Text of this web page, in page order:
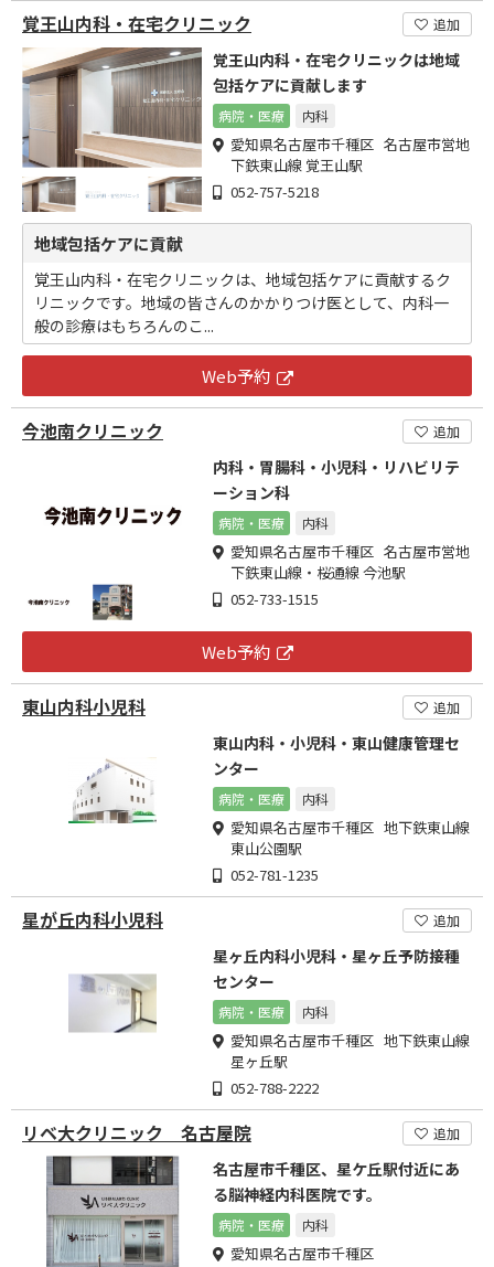
覚王山内科・在宅クリニック 追加
覚王山内科・在宅クリニックは地域
包括ケアに貢献します
病院・医療 内科
愛知県名古屋市千種区 名古屋市営地
下鉄東山線 覚王山駅
052-757-5218
地域包括ケアに貢献
覚王山内科・在宅クリニックは、地域包括ケアに貢献するク
リニックです。地域の皆さんのかかりつけ医として、内科一
般の診療はもちろんのこ...
Web予約
今池南クリニック 追加
内科・胃腸科・小児科・リハビリテ
ーション科
病院・医療 内科
愛知県名古屋市千種区 名古屋市営地
下鉄東山線・桜通線 今池駅
052-733-1515
Web予約
東山内科小児科 追加
東山内科・小児科・東山健康管理セ
ンター
病院・医療 内科
愛知県名古屋市千種区 地下鉄東山線
東山公園駅
052-781-1235
星が丘内科小児科 追加
星ヶ丘内科小児科・星ヶ丘予防接種
センター
病院・医療 内科
愛知県名古屋市千種区 地下鉄東山線
星ヶ丘駅
052-788-2222
リベ大クリニック 名古屋院 追加
名古屋市千種区、星ケ丘駅付近にあ
る脳神経内科医院です。
病院・医療 内科
愛知県名古屋市千種区